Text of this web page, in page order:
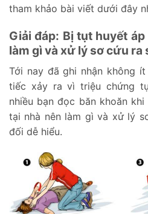
tham khảo bài viết dưới đây
Giải đáp: Bị tụt huyết
làm gì và xử lý sơ cứu ra
Tới nay đã ghi nhận không
tiếc xảy ra vì triệu chứng
nhiều bạn đọc băn khoăn
tại nhà nên làm gì và xử lý
đối dễ hiểu.